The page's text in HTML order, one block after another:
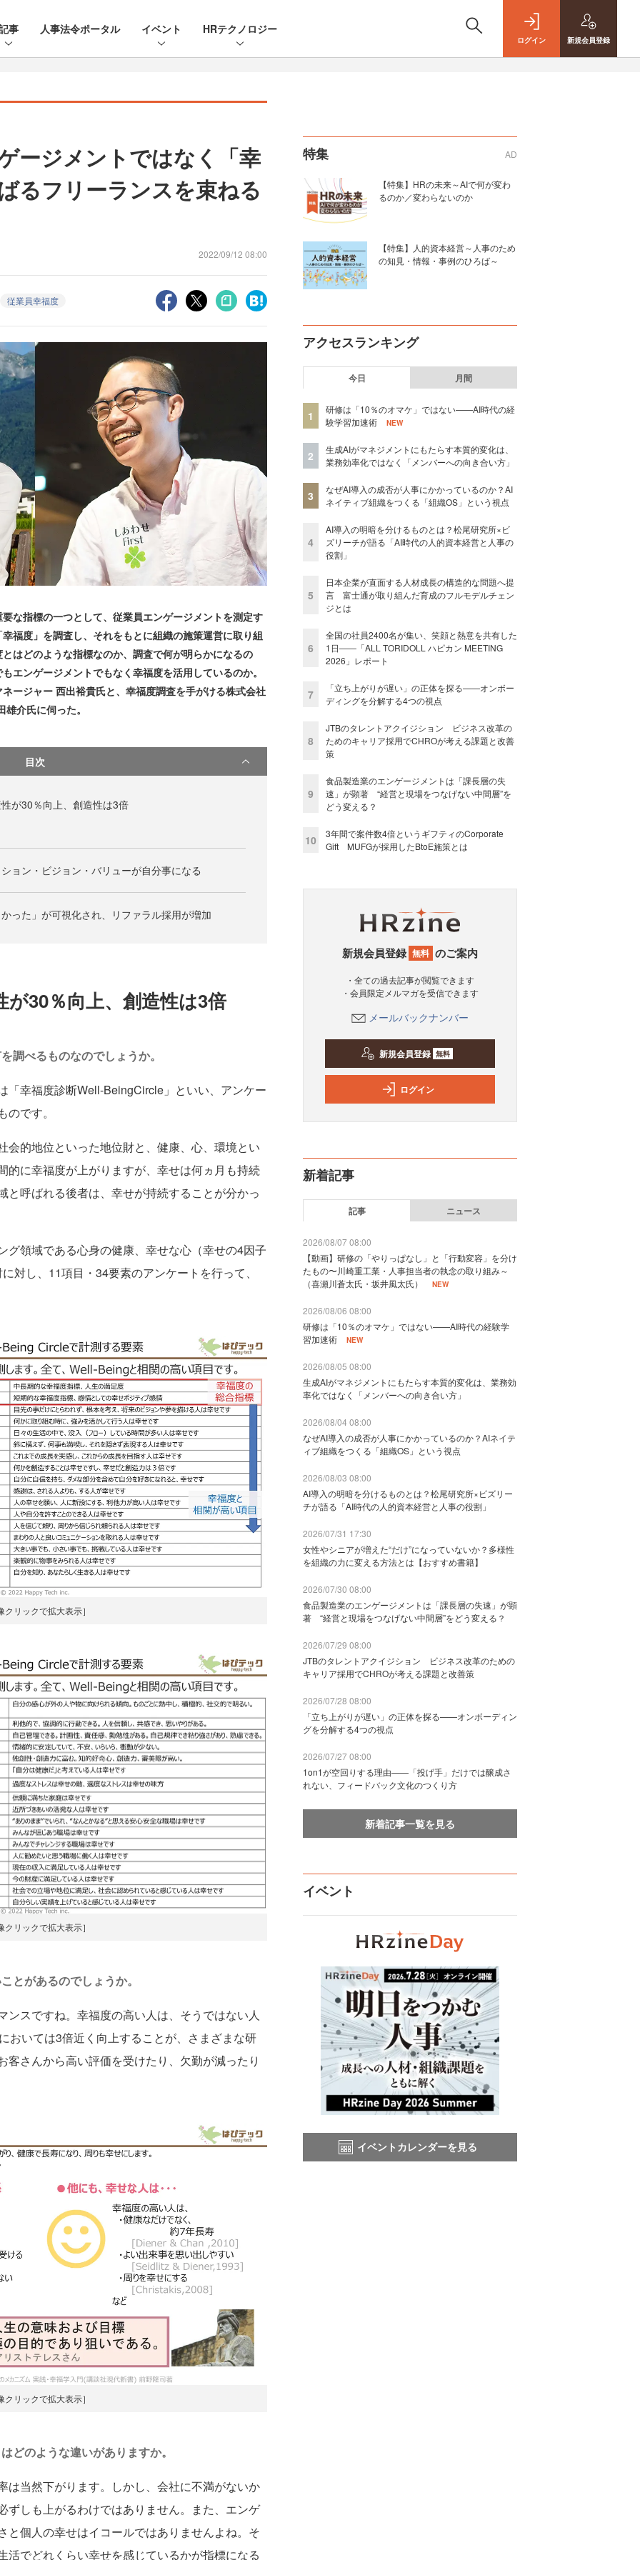
事 人事法令ポータル イベント HRテクノロジー
ログイン 新規会員登録
ージメントではなく「幸
るフリーランスを束ねる
2022/09/12 08:00
従業員幸福度
な指標の一つとして、従業員エンゲージメントを測定す
福度」を調査し、それをもとに組織の施策運営に取り組
はどのような指標なのか、調査で何が明らかになるの
エンゲージメントでもなく幸福度を活用しているのか。
ージャー 西出裕貴氏と、幸福度調査を手がける株式会社
介氏に伺った。
目次
が30％向上、創造性は3倍
ョン・ビジョン・バリューが自分事になる
った」が可視化され、リファラル採用が増加
30％向上、創造性は3倍
調べるものなのでしょうか。
幸福度診断Well-BeingCircle」といい、アンケー
です。
的地位といった地位財と、健康、心、環境とい
的に幸福度が上がりますが、幸せは何ヵ月も持続
と呼ばれる後者は、幸せが持続することが分かっ
領域である心身の健康、幸せな心（幸せの4因子
対し、11項目・34要素のアンケートを行って、
クリックで拡大表示］
クリックで拡大表示］
とがあるのでしょうか。
スですね。幸福度の高い人は、そうではない人
おいては3倍近く向上することが、さまざまな研
さんから高い評価を受けたり、欠勤が減ったり
クリックで拡大表示］
どのような違いがありますか。
当然下がります。しかし、会社に不満がないか
ずしも上がるわけではありません。また、エンゲ
と個人の幸せはイコールではありませんよね。そ
活でどれくらい幸せを感じているかが指標になる
特集 AD
【特集】HRの未来～AIで何が変わ
るのか／変わらないのか
【特集】人的資本経営～人事のため
の知見・情報・事例のひろば～
アクセスランキング
今日 月間
1
研修は「10％のオマケ」ではない——AI時代の経
験学習加速術
NEW
2
生成AIがマネジメントにもたらす本質的変化は、
業務効率化ではなく「メンバーへの向き合い方」
3
なぜAI導入の成否が人事にかかっているのか？AI
ネイティブ組織をつくる「組織OS」という視点
4
AI導入の明暗を分けるものとは？松尾研究所×ビ
ズリーチが語る「AI時代の人的資本経営と人事の
役割」
5
日本企業が直面する人材成長の構造的な問題へ提
言 富士通が取り組んだ育成のフルモデルチェン
ジとは
6
全国の社員2400名が集い、笑顔と熱意を共有した
1日――「ALL TORIDOLL ハピカン MEETING
2026」レポート
7
「立ち上がりが遅い」の正体を探る——オンボー
ディングを分解する4つの視点
8
JTBのタレントアクイジション ビジネス改革の
ためのキャリア採用でCHROが考える課題と改善
策
9
食品製造業のエンゲージメントは「課長層の失
速」が顕著 “経営と現場をつなげない中間層”を
どう変える？
10
3年間で案件数4倍というギフティのCorporate
Gift MUFGが採用したBtoE施策とは
新規会員登録 無料 のご案内
・全ての過去記事が閲覧できます
・会員限定メルマガを受信できます
メールバックナンバー
新規会員登録 無料
ログイン
新着記事
記事 ニュース
2026/08/07 08:00
【動画】研修の「やりっぱなし」と「行動変容」を分け
たもの〜川崎重工業・人事担当者の執念の取り組み～
（喜瀬川蒼太氏・坂井風太氏）
NEW
2026/08/06 08:00
研修は「10％のオマケ」ではない——AI時代の経験学
習加速術
NEW
2026/08/05 08:00
生成AIがマネジメントにもたらす本質的変化は、業務効
率化ではなく「メンバーへの向き合い方」
2026/08/04 08:00
なぜAI導入の成否が人事にかかっているのか？AIネイテ
ィブ組織をつくる「組織OS」という視点
2026/08/03 08:00
AI導入の明暗を分けるものとは？松尾研究所×ビズリー
チが語る「AI時代の人的資本経営と人事の役割」
2026/07/31 17:30
女性やシニアが増えた“だけ”になっていないか？多様性
を組織の力に変える方法とは【おすすめ書籍】
2026/07/30 08:00
食品製造業のエンゲージメントは「課長層の失速」が顕
著 “経営と現場をつなげない中間層”をどう変える？
2026/07/29 08:00
JTBのタレントアクイジション ビジネス改革のための
キャリア採用でCHROが考える課題と改善策
2026/07/28 08:00
「立ち上がりが遅い」の正体を探る——オンボーディン
グを分解する4つの視点
2026/07/27 08:00
1on1が空回りする理由——「投げ手」だけでは醸成さ
れない、フィードバック文化のつくり方
新着記事一覧を見る
イベント
イベントカレンダーを見る